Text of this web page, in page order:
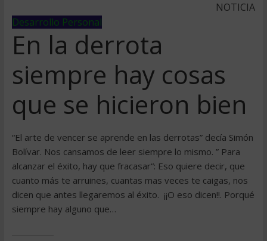
NOTICIA
Desarrollo Personal
En la derrota
siempre hay cosas
que se hicieron bien
“El arte de vencer se aprende en las derrotas” decía Simón
Bolívar. Nos cansamos de leer siempre lo mismo. ” Para
alcanzar el éxito, hay que fracasar“: Eso quiere decir, que
cuanto más te arruines, cuantas mas veces te caigas, nos
dicen que antes llegaremos al éxito. ¡¡O eso dicen!!. Porqué
siempre hay alguno que…